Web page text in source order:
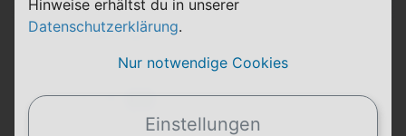
24 Monate
Laufzeit Vodafone (D2)
54 GB 5G
max. 100 Mbit/s
FLAT
Hinweise erhältst du in unserer
Datenschutzerklärung.
Nur notwendige Cookies
Einstellungen